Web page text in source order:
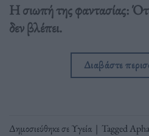
Η σιωπή της φαντασίας:
δεν βλέπει.
Διαβάστε
Δημοσιεύθηκε σεΥγεία | Tagged